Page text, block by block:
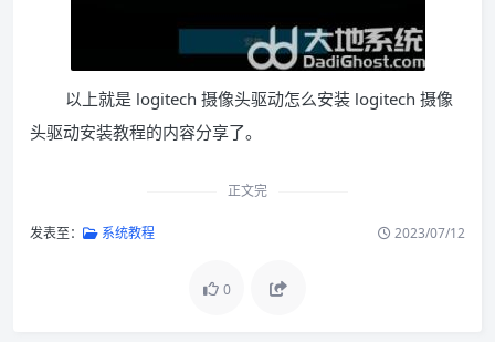
以上就是 logitech 摄像头驱动怎么安装 logitech 摄像
头驱动安装教程的内容分享了。
正文完
发表至： 系统教程 2023/07/12
0